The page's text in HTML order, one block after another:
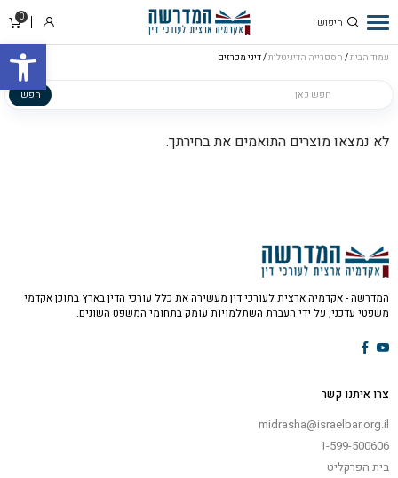
פתח
0
סל
התחבר
עמוד הבית/ הספרייה הדיגיטלית/ דיני מכרזים
הספרייה הדיגיטלית
חפש
לא נמצאו מוצרים התואמים את בחירתך.
המדרשה - אקדמיה ארצית לעורכי דין מעשירה את כלל עורכי הדין בארץ בתוכן אקדמי
משפטי עדכני, על ידי העברת השתלמויות עומק בתחומי המשפט השונים.
צרו איתנו קשר
midrasha@israelbar.org.il
1-599-500606
בית הפרקליט